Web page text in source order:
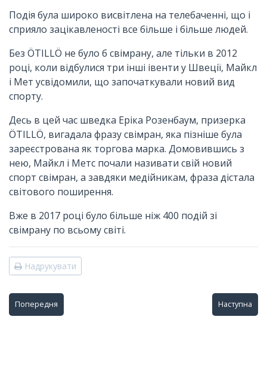
Подія була широко висвітлена на телебаченні, що і
сприяло зацікавленості все більше і більше людей.
Без ÖTILLÖ не було б свімрану, але тільки в 2012
році, коли відбулися три інші івенти у Швеції, Майкл
і Мет усвідомили, що започаткували новий вид
спорту.
Десь в цей час шведка Еріка Розенбаум, призерка
ÖTILLÖ, вигадала фразу свімран, яка пізніше була
зареєстрована як торгова марка. Домовившись з
нею, Майкл і Метс почали називати свій новий
спорт свімран, а завдяки медійникам, фраза дістала
світового поширення.
Вже в 2017 році було більше ніж 400 подій зі
свімрану по всьому світі.
Надрукувати
Попередня Наступна